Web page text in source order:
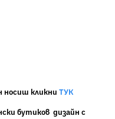
носиш кликни ТУК
бутиков дизайн с